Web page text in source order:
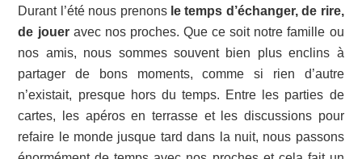
Durant l’été nous prenons le temps d’échanger, de rire,
de joueravec nos proches. Que ce soit notre famille ou
nos amis, nous sommes souvent bien plus enclins à
partager de bons moments, comme si rien d’autre
n’existait, presque hors du temps. Entre les parties de
cartes, les apéros en terrasse et les discussions pour
refaire le monde jusque tard dans la nuit, nous passons